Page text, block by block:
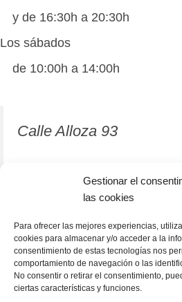
Gestionar el
las cookies
Para ofrecer las mejores experiencias,
cookies para almacenar y/o acceder a la
consentimiento de estas tecnologías nos
comportamiento de navegación o las
No consentir o retirar el consentimiento,
ciertas características y funciones.
y de 16:30h a 20:30h
Los sábados
de 10:00h a 14:00h
Calle Alloza 93
12001 Castellón de la
964 81 37 63